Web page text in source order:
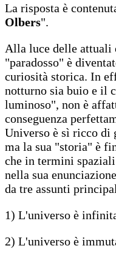
La risposta è
Olbers".
Alla luce delle attuali
"paradosso" è
curiosità storica. In
notturno sia buio e il
luminoso", non è
conseguenza
Universo è sì ricco di
ma la sua "storia" è
che in termini
nella sua
da tre assunti
1) L'universo è
2) L'universo è